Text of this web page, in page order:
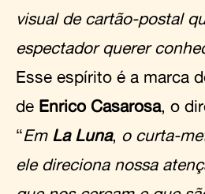
visual de cartão-postal
espectador querer
Esse espírito é a marca
de Enrico Casarosa, o
“Em La Luna, o curta-
ele direciona nossa